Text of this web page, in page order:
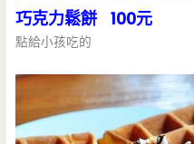
巧克力鬆餅 100元
點給小孩吃的